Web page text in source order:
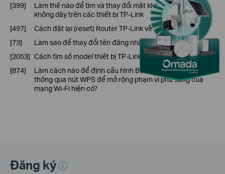
[399]
Làm thế nào để tìm và thay đổi mật khẩu của mạng
không dây trên các thiết bị TP-Link
[497]
Cách đặt lại (reset) Router TP-Link về mặc định gốc
[73]
Làm sao để thay đổi tên đăng nhập và mật khẩu quản trị
[2053] Cách tìm số model thiết bị TP-Link của bạn
[874]
Làm cách nào để định cấu hình Bộ mở rộng sóng của tôi
thông qua nút WPS để mở rộng phạm vi phủ sóng của
mạng Wi-Fi hiện có?
Đăng ký